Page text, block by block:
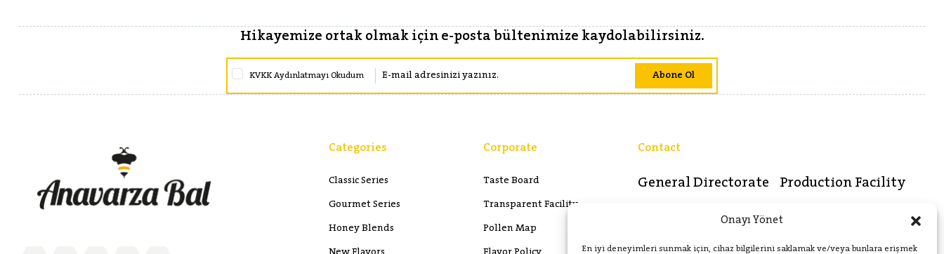
Onayı Yönet
En iyi deneyimleri sunmak için, cihaz bilgilerini saklamak ve/veya bunlara erişmek
Hikayemize ortak olmak için e-posta bültenimize kaydolabilirsiniz.
KVKK Aydınlatmayı Okudum Abone Ol
Categories
Classic Series
Gourmet Series
Honey Blends
Corporate
Taste Board
Transparent Facility
Pollen Map
Contact
General Directorate
Mehmet Paşa Sokak No:4
Production Facility
7 Kozan/ADANA